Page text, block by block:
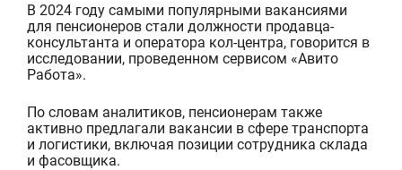
В 2024 году самыми популярными вакансиями
для пенсионеров стали должности продавца-
консультанта и оператора кол-центра, говорится в
исследовании, проведенном сервисом «Авито
Работа».
По словам аналитиков, пенсионерам также
активно предлагали вакансии в сфере транспорта
и логистики, включая позиции сотрудника склада
и фасовщика.